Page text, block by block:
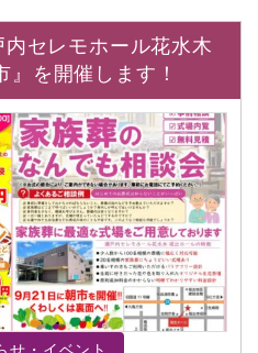
セレモホール花水木
を開催します！